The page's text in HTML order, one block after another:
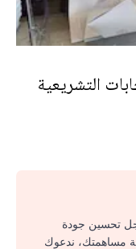
التشريعية
تحسين جودة
مساهمتك، ندعوك